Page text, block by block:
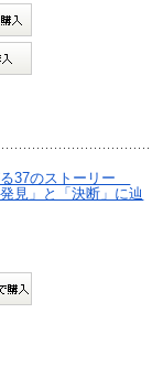
37のストーリー
見」と「決断」に辿